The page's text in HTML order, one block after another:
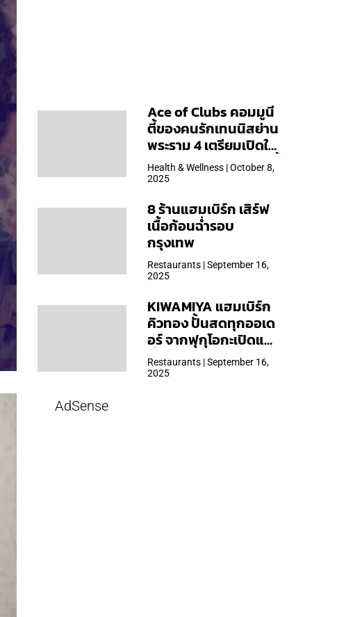
Ace of Clubs คอมมูนี
ตี้ของคนรักเทนนิสย่าน
พระราม 4 เตรียมเปิดให้
บริการวันแรก 19 ต.ค. นี้
Health & Wellness | October 8,
2025
8 ร้านแฮมเบิร์ก เสิร์ฟ
เนื้อก้อนฉ่ำรอบ
กรุงเทพ
Restaurants | September 16,
2025
KIWAMIYA แฮมเบิร์ก
คิวทอง ปั้นสดทุกออเด
อร์ จากฟุกุโอกะเปิดแล้ว
ที่ Central Park
Restaurants | September 16,
2025
AdSense